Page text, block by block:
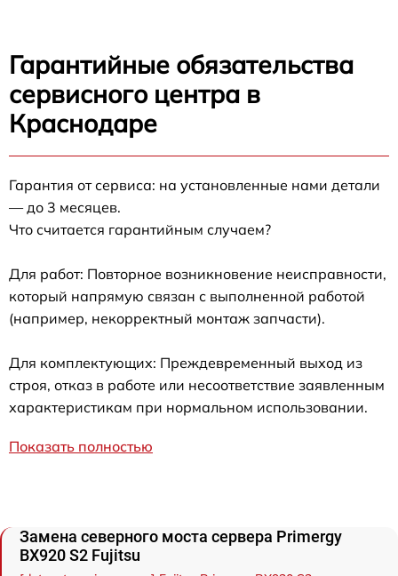
Гарантийные обязательства
сервисного центра в
Краснодаре
Гарантия от сервиса: на установленные нами детали
— до 3 месяцев.
Что считается гарантийным случаем?
Для работ: Повторное возникновение неисправности,
который напрямую связан с выполненной работой
(например, некорректный монтаж запчасти).
Для комплектующих: Преждевременный выход из
строя, отказ в работе или несоответствие заявленным
характеристикам при нормальном использовании.
Показать полностью
Замена северного моста сервера Primergy
BX920 S2 Fujitsu